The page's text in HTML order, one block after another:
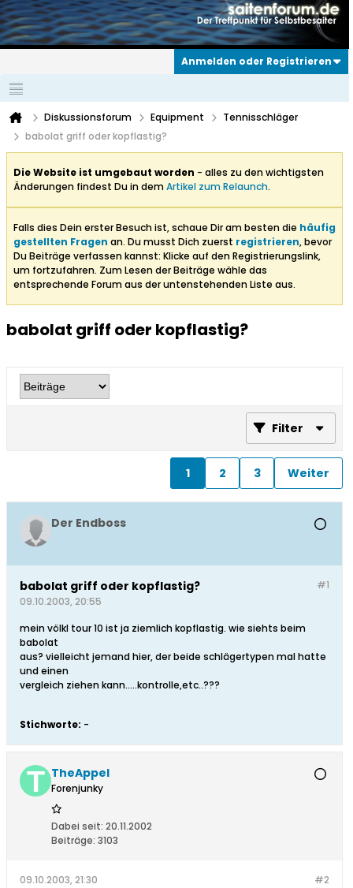
Anmelden oder Registrieren
Diskussionsforum Equipment
Tennisschläger
babolat griff oder kopflastig?
Die Website ist umgebaut worden - alles zu den wichtigsten
Änderungen findest Du in demArtikel zum Relaunch.
Falls dies Dein erster Besuch ist, schaue Dir am besten die häufig
gestellten Fragen an. Du musst Dich zuerst registrieren, bevor
Du Beiträge verfassen kannst: Klicke auf den Registrierungslink,
um fortzufahren. Zum Lesen der Beiträge wähle das
entsprechende Forum aus der untenstehenden Liste aus.
babolat griff oder kopflastig?
Filter
1 2 3 Weiter
Der Endboss
#1
babolat griff oder kopflastig?
09.10.2003, 20:55
mein völkl tour 10 ist ja ziemlich kopflastig. wie siehts beim
babolat
aus? vielleicht jemand hier, der beide schlägertypen mal hatte
und einen
vergleich ziehen kann.....kontrolle,etc..???
Stichworte: -
TheAppel
Forenjunky
Dabei seit: 20.11.2002
Beiträge: 3103
#2
09.10.2003, 21:30